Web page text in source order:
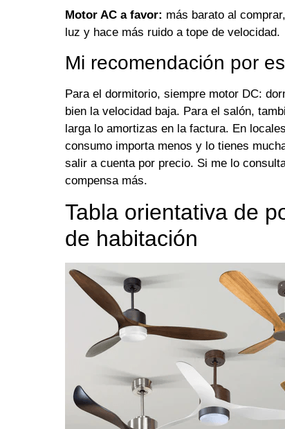
Motor AC a favor: más barato al
luz y hace más ruido a tope de velocidad.
Mi recomendación por
Para el dormitorio, siempre motor DC:
bien la velocidad baja. Para el salón,
larga lo amortizas en la factura. En
consumo importa menos y lo tienes
salir a cuenta por precio. Si me lo
compensa más.
Tabla orientativa de
de habitación